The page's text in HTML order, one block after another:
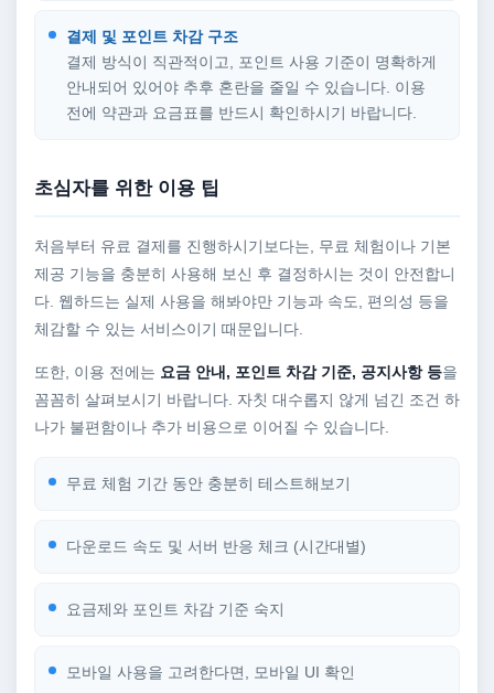
결제 및 포인트 차감 구조
결제 방식이 직관적이고, 포인트 사용 기준이 명확하게
안내되어 있어야 추후 혼란을 줄일 수 있습니다. 이용
전에 약관과 요금표를 반드시 확인하시기 바랍니다.
초심자를 위한 이용 팁
처음부터 유료 결제를 진행하시기보다는, 무료 체험이나 기본
제공 기능을 충분히 사용해 보신 후 결정하시는 것이 안전합니
다. 웹하드는 실제 사용을 해봐야만 기능과 속도, 편의성 등을
체감할 수 있는 서비스이기 때문입니다.
또한, 이용 전에는 요금 안내, 포인트 차감 기준, 공지사항 등을
꼼꼼히 살펴보시기 바랍니다. 자칫 대수롭지 않게 넘긴 조건 하
나가 불편함이나 추가 비용으로 이어질 수 있습니다.
무료 체험 기간 동안 충분히 테스트해보기
다운로드 속도 및 서버 반응 체크 (시간대별)
요금제와 포인트 차감 기준 숙지
모바일 사용을 고려한다면, 모바일 UI 확인